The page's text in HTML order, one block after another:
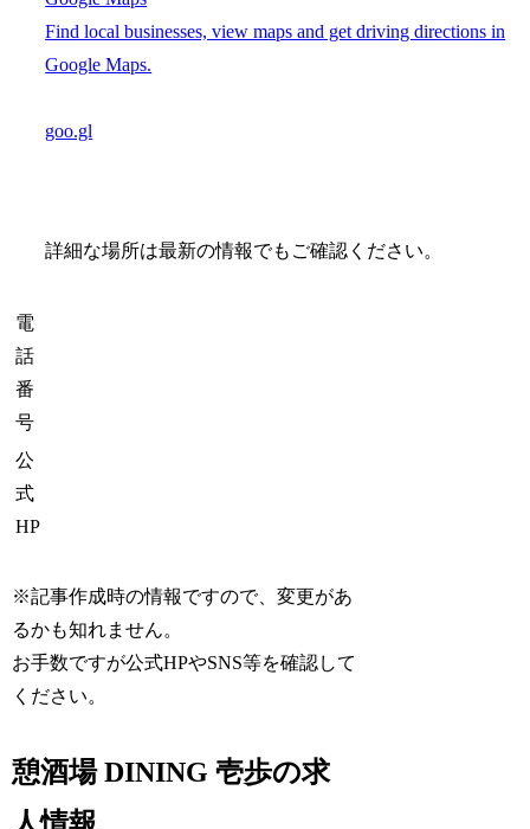
Find local businesses, view maps and get driving directions in
Google Maps.
goo.gl
詳細な場所は最新の情報でもご確認ください。
電
話
番
号
公
式
HP
※記事作成時の情報ですので、変更があ
るかも知れません。
お手数ですが公式HPやSNS等を確認して
ください。
憩酒場 DINING 壱歩の求